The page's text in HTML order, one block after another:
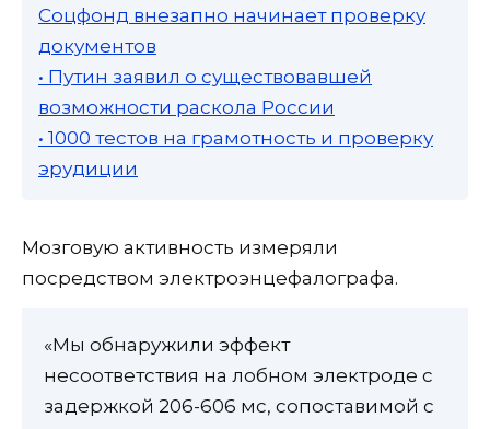
Соцфонд внезапно начинает проверку
документов
• Путин заявил о существовавшей
возможности раскола России
• 1000 тестов на грамотность и проверку
эрудиции
Мозговую активность измеряли
посредством электроэнцефалографа.
«Мы обнаружили эффект
несоответствия на лобном электроде с
задержкой 206-606 мс, сопоставимой с